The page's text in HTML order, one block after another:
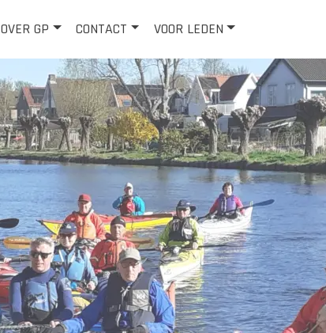
OVER GP CONTACT VOOR LEDEN
SLUIT AAN BIJ
EEN INLOOPAVOND
MEER LEZEN